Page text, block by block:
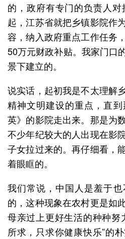
的，政府有专门的负责人
起，江苏省就把乡镇影院作
容，纳入政府重点工作任务
50万元财政补贴。我家门口
景下建立的。
说实话，起初我是不太理解
精神文明建设的重点，直
英》的影院走出来。那是为
不少年纪较大的人出现在影
子女拉过来的。再仔细看，
着眼眶的。
我们常说，中国人是羞于
的，这种现象在农村更是如
母亲过上更好生活的种种努
所求，只求你健康快乐”的